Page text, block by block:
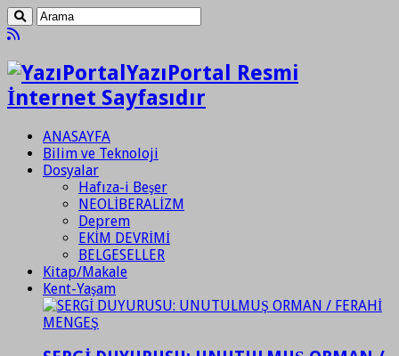
YazıPortal Resmi
İnternet Sayfasıdır
ANASAYFA
Bilim ve Teknoloji
Dosyalar
Hafıza-i Beşer
NEOLİBERALİZM
Deprem
EKİM DEVRİMİ
BELGESELLER
Kitap/Makale
Kent-Yaşam